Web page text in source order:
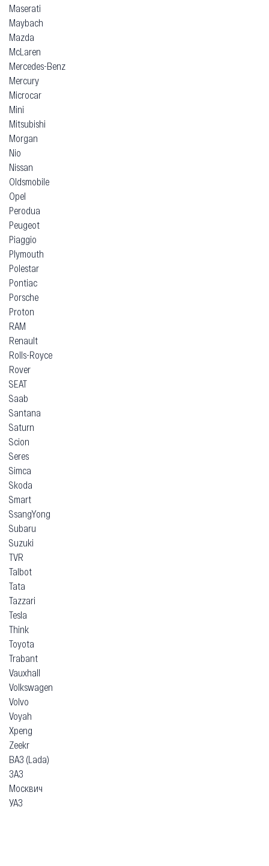
Maserati
Maybach
Mazda
McLaren
Mercedes-Benz
Mercury
Microcar
Mini
Mitsubishi
Morgan
Nio
Nissan
Oldsmobile
Opel
Perodua
Peugeot
Piaggio
Plymouth
Polestar
Pontiac
Porsche
Proton
RAM
Renault
Rolls-Royce
Rover
SEAT
Saab
Santana
Saturn
Scion
Seres
Simca
Skoda
Smart
SsangYong
Subaru
Suzuki
TVR
Talbot
Tata
Tazzari
Tesla
Think
Toyota
Trabant
Vauxhall
Volkswagen
Volvo
Voyah
Xpeng
Zeekr
ВАЗ (Lada)
ЗАЗ
Москвич
УАЗ